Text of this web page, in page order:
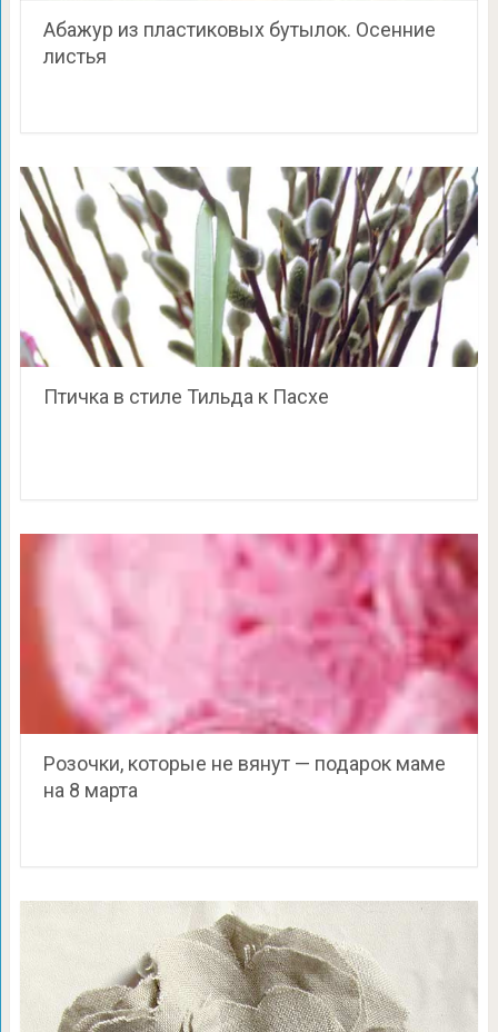
Абажур из пластиковых бутылок. Осенние
листья
Птичка в стиле Тильда к Пасхе
Розочки, которые не вянут — подарок маме
на 8 марта